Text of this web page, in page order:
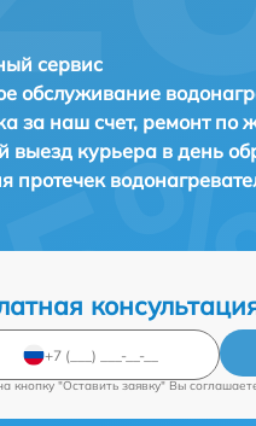
сервис
обслуживание
за наш счет, ремонт по
выезд курьера в день
протечек
кнопку "Оставить заявку" Вы